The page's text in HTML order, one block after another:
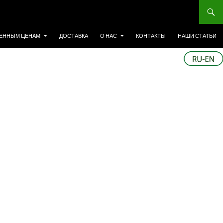
ЦЕНАМ ДОСТАВКА О НАС КОНТАКТЫ НАШИ СТАТЬИ